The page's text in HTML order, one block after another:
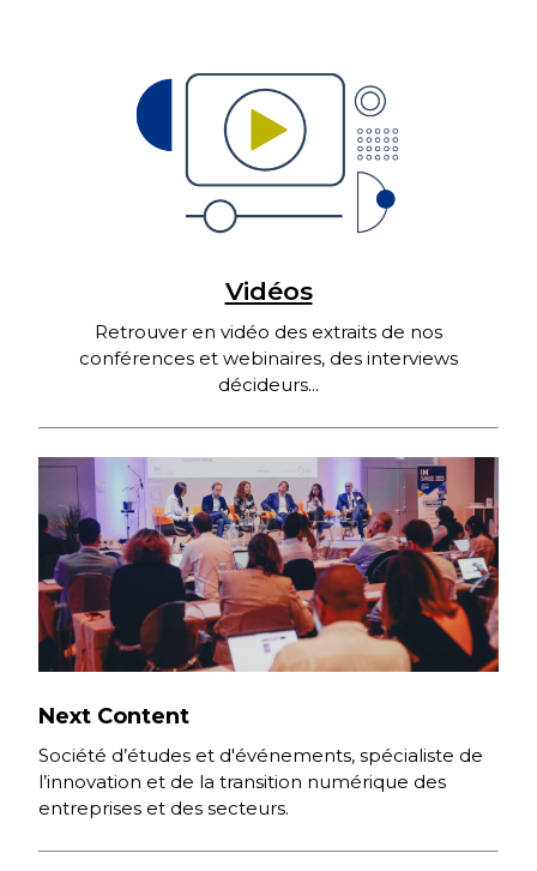
Vidéos
Retrouver en vidéo des extraits de nos
conférences et webinaires, des interviews
décideurs...
Next Content
Société d’études et d'événements, spécialiste de
l’innovation et de la transition numérique des
entreprises et des secteurs.